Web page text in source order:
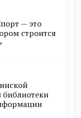
— это
строится
библиотеки